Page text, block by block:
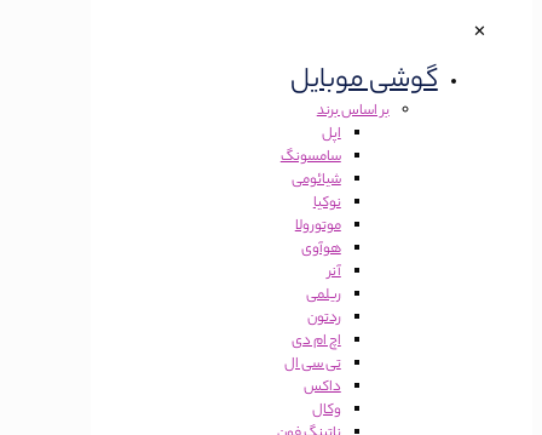
گوشی موبایل
بر اساس برند
اپل
سامسونگ
شیائومی
نوکیا
موتورولا
هوآوی
آنر
ریلمی
ردتون
اچ ام دی
تی سی ال
داکس
وکال